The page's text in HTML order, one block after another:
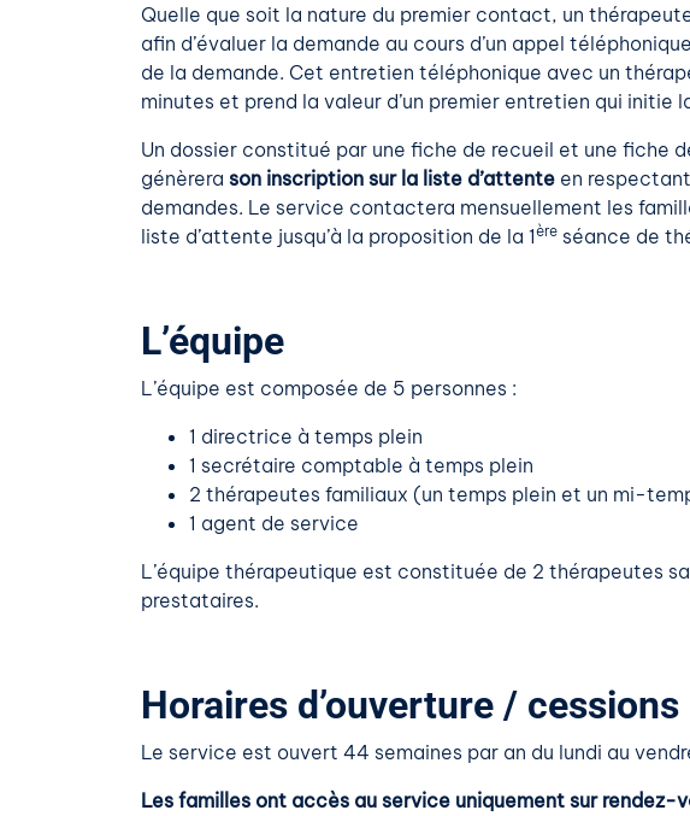
Quelle que soit la nature du premier contact, un
afin d’évaluer la demande au cours d’un appel
de la demande. Cet entretien téléphonique avec un
minutes et prend la valeur d’un premier entretien qui initie
Un dossier constitué par une fiche de recueil et une fiche
génèrera son inscription sur la liste d’attente en
demandes. Le service contactera mensuellement les
liste d’attente jusqu’à la proposition de la 1ère séance de
L’équipe
L’équipe est composée de 5 personnes :
1 directrice à temps plein
1 secrétaire comptable à temps plein
2 thérapeutes familiaux (un temps plein et un mi-
1 agent de service
L’équipe thérapeutique est constituée de 2 thérapeutes
prestataires.
Horaires d’ouverture / cessions
Le service est ouvert 44 semaines par an du lundi au
Les familles ont accès au service uniquement sur rendez-